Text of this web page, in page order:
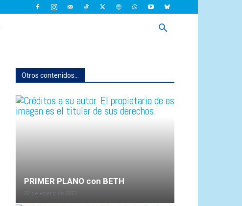
Otros contenidos...
PRIMER PLANO con BETH